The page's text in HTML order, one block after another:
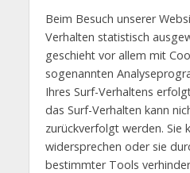
Beim Besuch unserer
Verhalten statistisch
geschieht vor allem mit
sogenannten
Ihres Surf-Verhaltens
das Surf-Verhalten kann
zurückverfolgt werden. Sie
widersprechen oder sie
bestimmter Tools